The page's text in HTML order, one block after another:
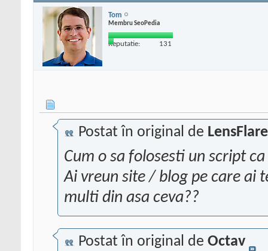
Tom
Membru SeoPedia
Reputatie: 131
Postat în original de LensFlare
Cum o sa folosesti un script
Ai vreun site / blog pe care ai
multi din asa ceva??
Postat în original de Octav